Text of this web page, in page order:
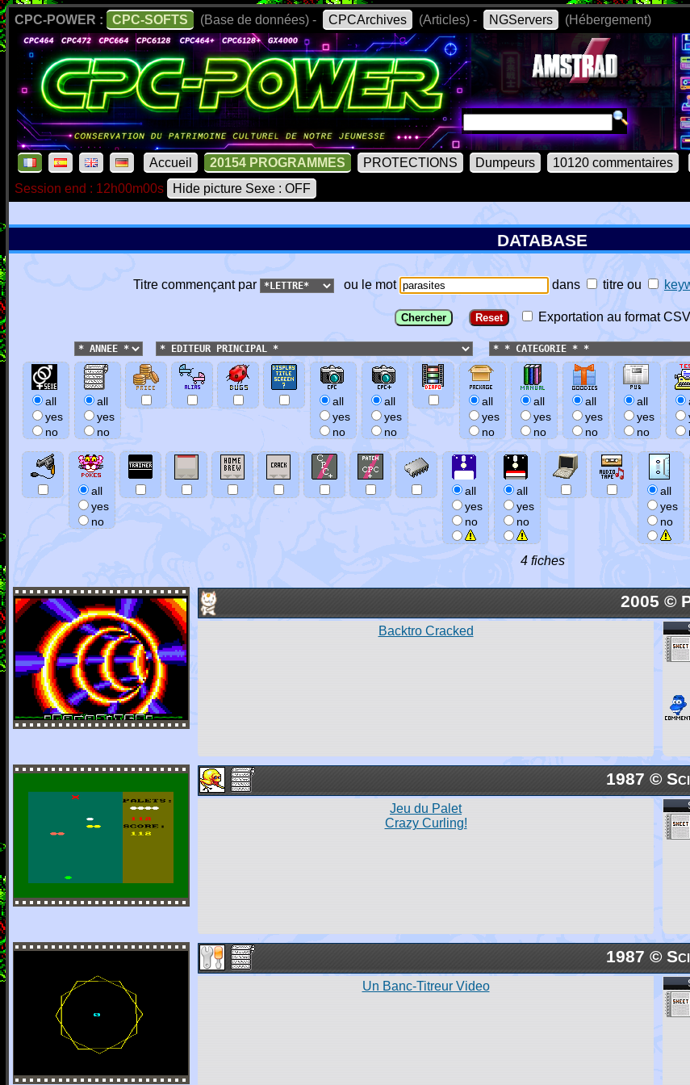
CPC-POWER : CPC-SOFTS (Base de données) - CPCArchives (Articles) - NGServers (Hébergement)
Accueil 20154 PROGRAMMES PROTECTIONS Dumpeurs 10120 commentaires
Session end : 12h00m00s
Hide picture Sexe : OFF
DATABASE
Titre commençant par ou le mot dans titre ou
Exportation au format CSV
all
yes
no
all
yes
no
all
yes
no
all
yes
no
all
yes
no
all
yes
no
all
yes
no
all
yes
no
all
yes
no
all
yes
no
all
yes
no
all
yes
no
4 fiches
2005 ©
Backtro Cracked
1987 ©
Jeu du Palet
Crazy Curling!
1987 ©
Un Banc-Titreur Video